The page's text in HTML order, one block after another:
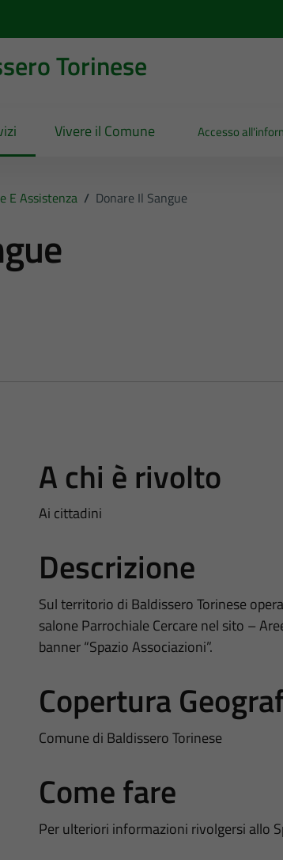
Torinese
Vivere il Comune Accesso
E Assistenza / Donare Il Sangue
A chi è rivolto
Ai cittadini
Descrizione
Sul territorio di Baldissero Torinese
salone Parrochiale Cercare nel sito –
banner “Spazio Associazioni”.
Copertura
Comune di Baldissero Torinese
Come fare
Per ulteriori informazioni rivolgersi allo